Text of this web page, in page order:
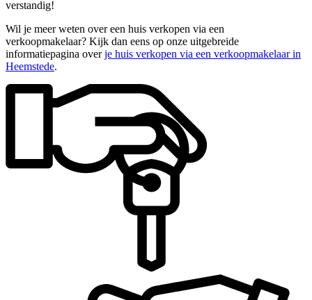
verstandig!
Wil je meer weten over een huis verkopen via een
verkoopmakelaar? Kijk dan eens op onze uitgebreide
informatiepagina overje huis verkopen via een verkoopmakelaar in
Heemstede.